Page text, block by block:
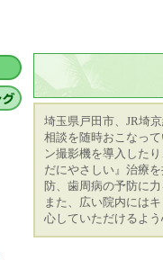
埼玉県戸田市、JR埼
相談を随時おこなっ
ン撮影機を導入した
だにやさしい』治療
防、歯周病の予防に
また、広い院内には
心していただけるよ